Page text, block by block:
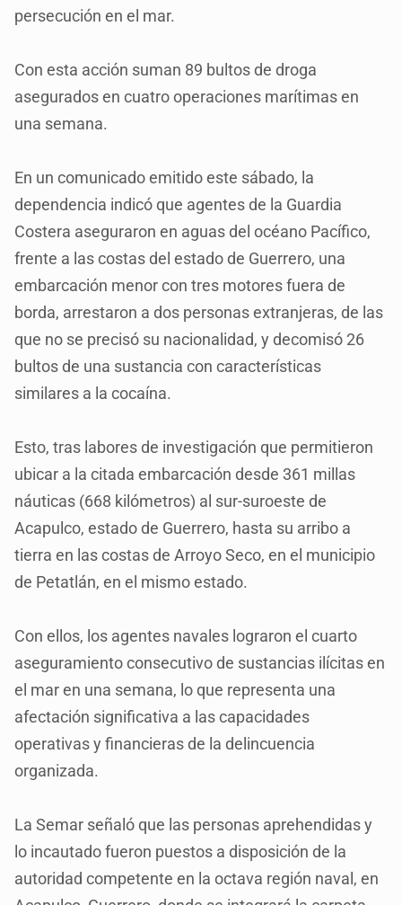
persecución en el mar.
Con esta acción suman 89 bultos de droga
asegurados en cuatro operaciones marítimas en
una semana.
En un comunicado emitido este sábado, la
dependencia indicó que agentes de la Guardia
Costera aseguraron en aguas del océano Pacífico,
frente a las costas del estado de Guerrero, una
embarcación menor con tres motores fuera de
borda, arrestaron a dos personas extranjeras, de las
que no se precisó su nacionalidad, y decomisó 26
bultos de una sustancia con características
similares a la cocaína.
Esto, tras labores de investigación que permitieron
ubicar a la citada embarcación desde 361 millas
náuticas (668 kilómetros) al sur-suroeste de
Acapulco, estado de Guerrero, hasta su arribo a
tierra en las costas de Arroyo Seco, en el municipio
de Petatlán, en el mismo estado.
Con ellos, los agentes navales lograron el cuarto
aseguramiento consecutivo de sustancias ilícitas en
el mar en una semana, lo que representa una
afectación significativa a las capacidades
operativas y financieras de la delincuencia
organizada.
La Semar señaló que las personas aprehendidas y
lo incautado fueron puestos a disposición de la
autoridad competente en la octava región naval, en